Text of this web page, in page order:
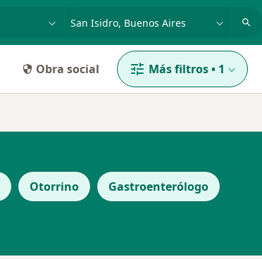
Obra social Más filtros• 1
Otorrino Gastroenterólogo